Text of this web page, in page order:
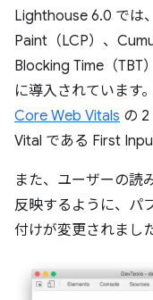
Lighthouse 6.0 では
Paint（LCP）、
Blocking Time（TBT
に導入されています
Core Web Vitals の
Vital である First
また、ユーザーの読
反映するように、パ
付けが変更されました